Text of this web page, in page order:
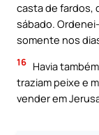
casta de fardos,
sábado.
somente nos
16 Havia
traziam peixe e
vender em